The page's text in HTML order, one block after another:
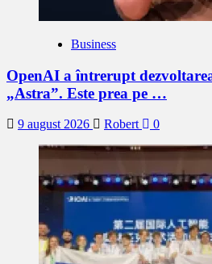
Business
OpenAI a întrerupt
„Astra”. Este prea pe …
9 august 2026 Robert 0